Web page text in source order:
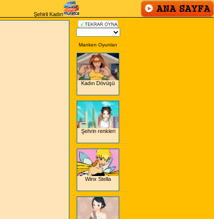
Şehirli Kadın
Manken Oyunları
Kadın Dövüşü
Şehrin renkleri
Winx Stella